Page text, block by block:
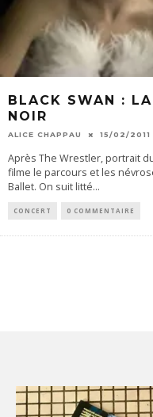
BLACK SWAN :
NOIR
ALICE CHAPPAU 15/02/2011
Après The Wrestler, portrait
filme le parcours et les
Ballet. On suit litté...
CONCERT 0 COMMENTAIRE